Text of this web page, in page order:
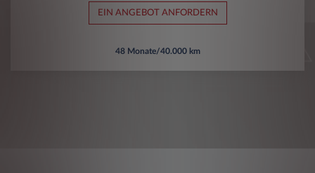
EIN ANGEBOT ANFORDERN
48 Monate/40.000 km